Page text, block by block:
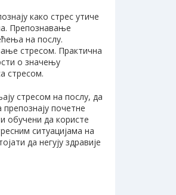
како стрес утиче
Препознавање
на послу.
стресом. Практична
о значењу
стресом.
стресом на послу, да
почетне
обучени да користе
ситуацијама на
да негују здравије